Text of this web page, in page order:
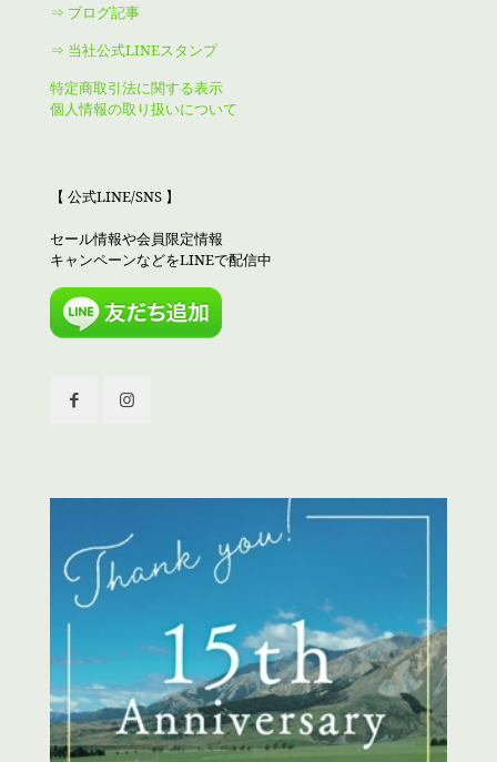
⇒ ブログ記事
⇒ 当社公式LINEスタンプ
特定商取引法に関する表示
個人情報の取り扱いについて
【 公式LINE/SNS 】
セール情報や会員限定情報
キャンペーンなどをLINEで配信中